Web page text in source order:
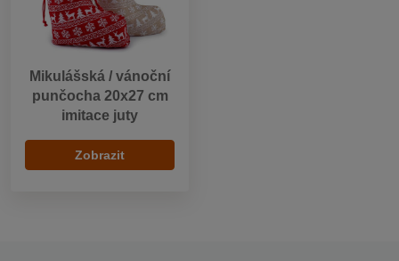
Mikulášská / vánoční
punčocha 20x27 cm
imitace juty
Zobrazit